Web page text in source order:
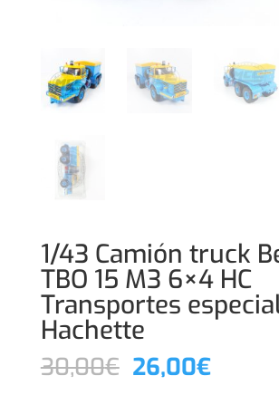
1/43 Camión truck
TBO 15 M3 6×4 HC
Transportes
Hachette
30,00€ El
26,00€El